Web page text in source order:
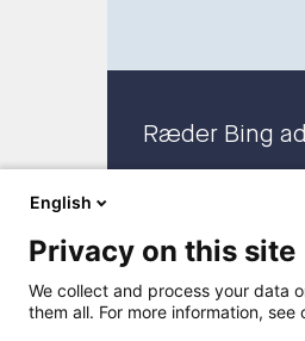
Ræder Bing
English
Privacy on this site
We collect and process your data
them all. For more information,